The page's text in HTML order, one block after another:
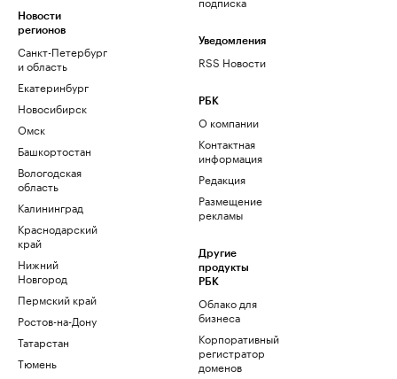
Новости
регионов
Санкт-Петербург
и область
Екатеринбург
Новосибирск
Омск
Башкортостан
Вологодская
область
Калининград
Краснодарский
край
Нижний
Новгород
Пермский край
Ростов-на-Дону
Татарстан
Тюмень
Уведомления
RSS Новости
РБК
О компании
Контактная
информация
Редакция
Размещение
рекламы
Другие
продукты
РБК
Облако для
бизнеса
Корпоративный
регистратор
доменов